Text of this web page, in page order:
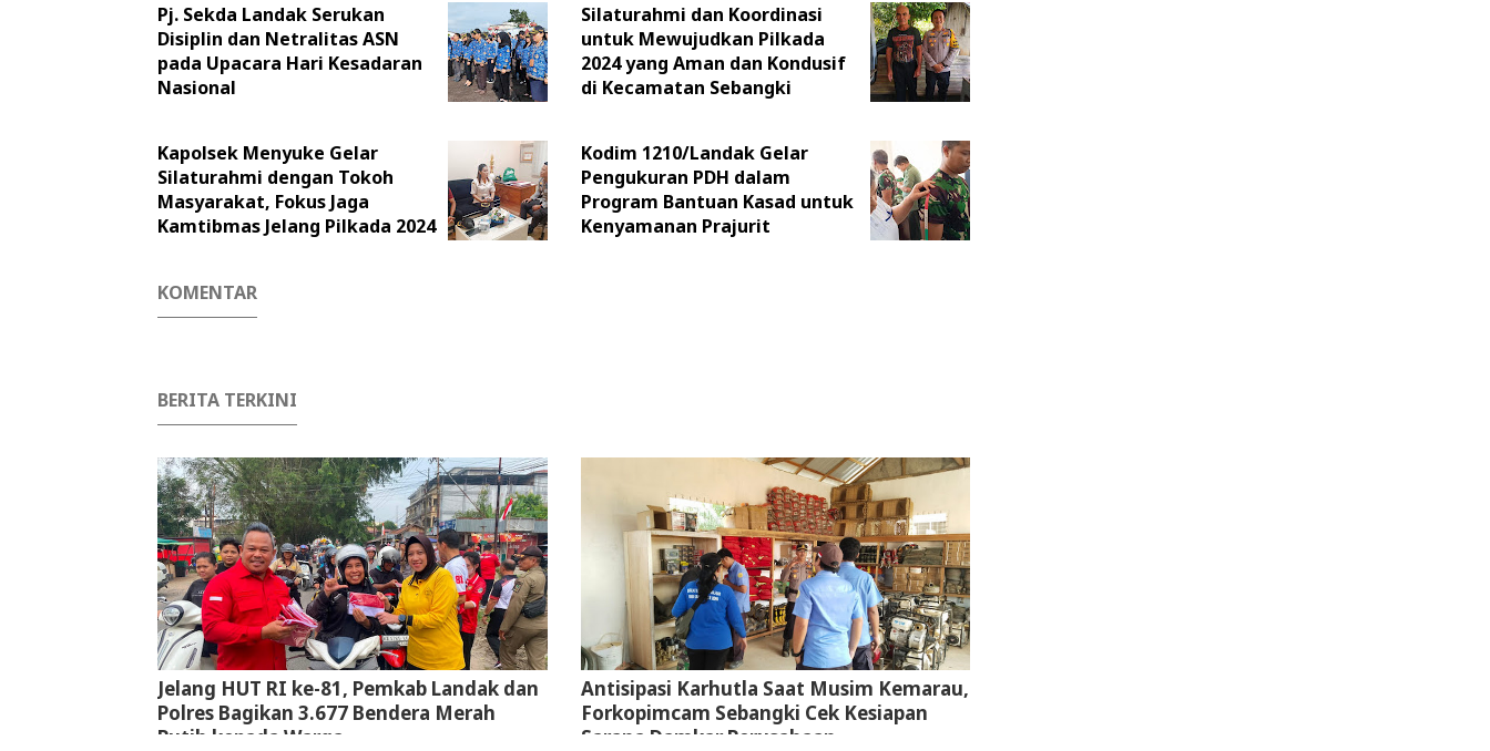
Pj. Sekda Landak Serukan
Disiplin dan Netralitas ASN
pada Upacara Hari Kesadaran
Nasional
Silaturahmi dan Koordinasi
untuk Mewujudkan Pilkada
2024 yang Aman dan Kondusif
di Kecamatan Sebangki
Kapolsek Menyuke Gelar
Silaturahmi dengan Tokoh
Masyarakat, Fokus Jaga
Kamtibmas Jelang Pilkada 2024
Kodim 1210/Landak Gelar
Pengukuran PDH dalam
Program Bantuan Kasad untuk
Kenyamanan Prajurit
KOMENTAR
BERITA TERKINI
Jelang HUT RI ke-81, Pemkab Landak dan
Polres Bagikan 3.677 Bendera Merah
Putih kepada Warga
Antisipasi Karhutla Saat Musim Kemarau,
Forkopimcam Sebangki Cek Kesiapan
Sarana Damkar Perusahaan